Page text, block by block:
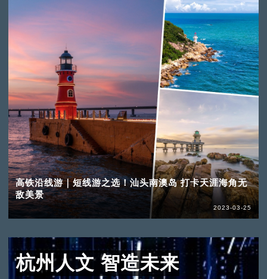
高铁沿线游｜短线游之选！汕头南澳岛 打卡天涯海角无
敌美景
2023-03-25
杭州人文 智造未来